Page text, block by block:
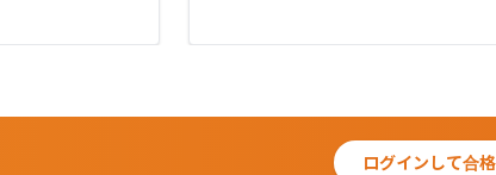
ログインして合